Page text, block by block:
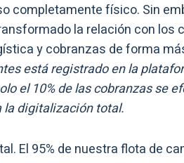
completamente físico. Sin
la relación con los
y cobranzas de forma
está registrado en la
el 10% de las cobranzas se
la digitalización total.
El 95% de nuestra flota de